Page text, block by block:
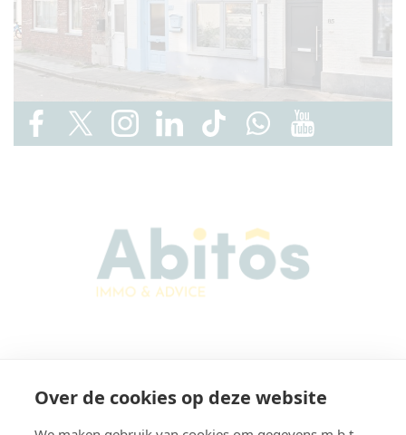
Karel Lodewijk Dierickxstraat 22
Over de cookies op deze website